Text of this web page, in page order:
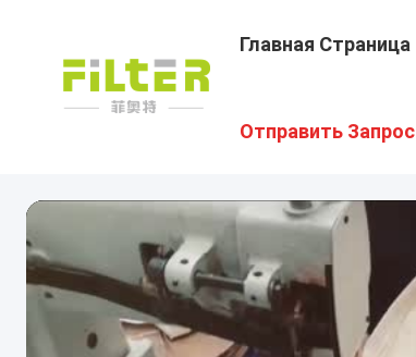
Главная Страница
Отправить Запрос